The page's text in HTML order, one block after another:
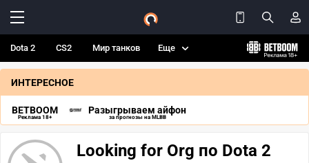
Dota 2 CS2 Мир танков Еще
ИНТЕРЕСНОЕ
BETBOOM
Реклама 18+
Разыгрываем айфон
за прогнозы на MLBB
Looking for Org по Dota 2